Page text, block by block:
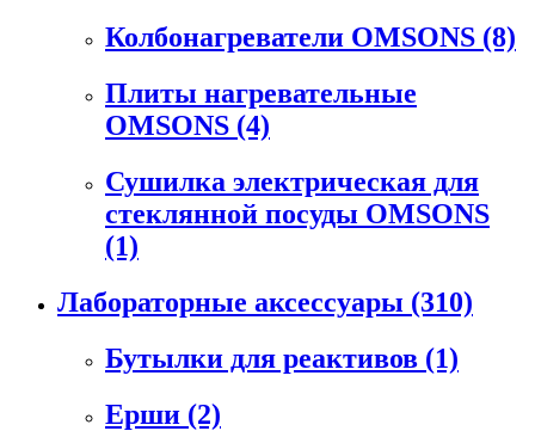
Колбонагреватели OMSONS (8)
Плиты нагревательные
OMSONS (4)
Сушилка электрическая для
стеклянной посуды OMSONS
(1)
Лабораторные аксессуары (310)
Бутылки для реактивов (1)
Ерши (2)